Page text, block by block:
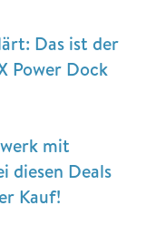
Das ist der
Power Dock
mit
diesen Deals
Kauf!